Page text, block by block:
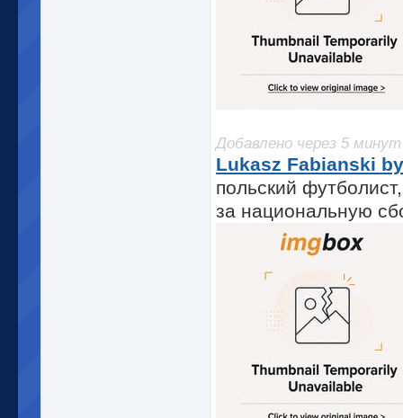
Добавлено через 5 минут
Lukasz Fabianski
польский
за национальную